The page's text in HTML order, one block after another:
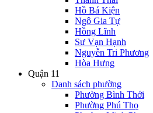
Hồ Bá Kiện
Ngô Gia Tự
Hồng Lĩnh
Sư Vạn Hạnh
Nguyễn Tri Phương
Hòa Hưng
Quận 11
Danh sách phường
Phường Bình Thới
Phường Phú Thọ